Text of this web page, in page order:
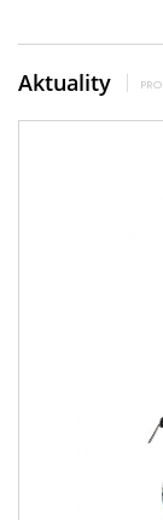
Aktuality